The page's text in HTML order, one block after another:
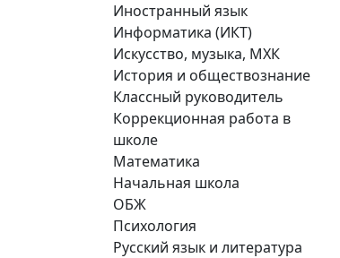
Иностранный язык
Информатика (ИКТ)
Искусство, музыка, МХК
История и обществознание
Классный руководитель
Коррекционная работа в
школе
Математика
Начальная школа
ОБЖ
Психология
Русский язык и литература